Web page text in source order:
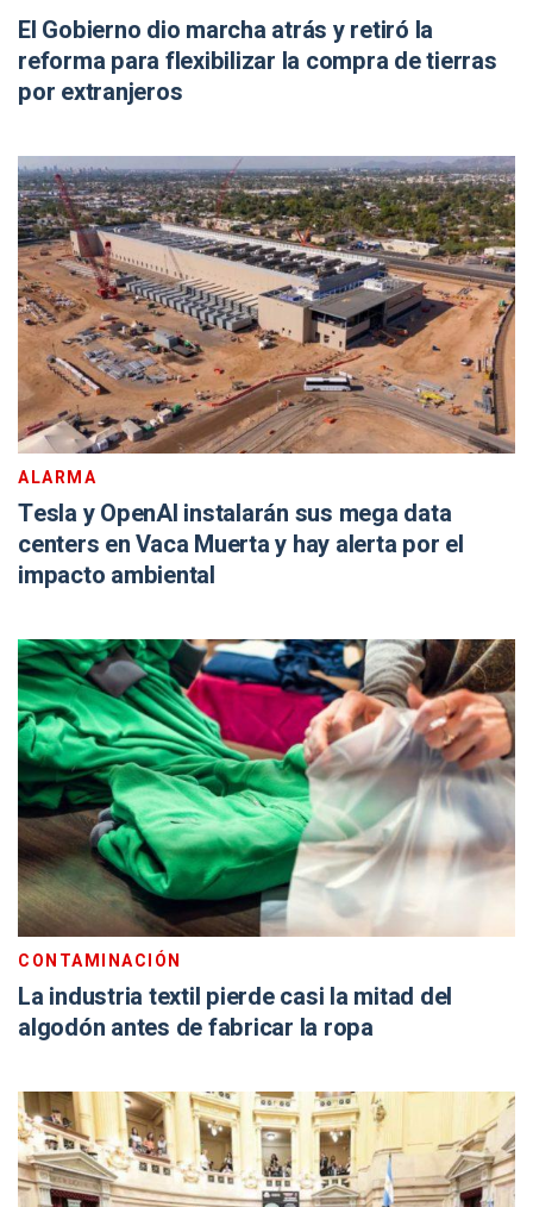
El Gobierno dio marcha atrás y retiró la
reforma para flexibilizar la compra de tierras
por extranjeros
ALARMA
Tesla y OpenAI instalarán sus mega data
centers en Vaca Muerta y hay alerta por el
impacto ambiental
CONTAMINACIÓN
La industria textil pierde casi la mitad del
algodón antes de fabricar la ropa